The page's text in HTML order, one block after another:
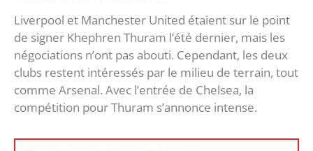
Liverpool et Manchester United étaient sur le point
de signer Khephren Thuram l’été dernier, mais les
négociations n’ont pas abouti. Cependant, les deux
clubs restent intéressés par le milieu de terrain, tout
comme Arsenal. Avec l’entrée de Chelsea, la
compétition pour Thuram s’annonce intense.